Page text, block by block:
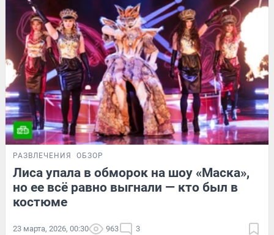
РАЗВЛЕЧЕНИЯ ОБЗОР
Лиса упала в обморок на шоу «Маска»,
но ее всё равно выгнали — кто был в
костюме
23 марта, 2026, 00:30 963 3